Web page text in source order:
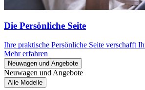
Die Persönliche Seite
Ihre praktische Persönliche Seite verschafft
Mehr erfahren
Neuwagen und Angebote
Neuwagen und Angebote
Alle Modelle